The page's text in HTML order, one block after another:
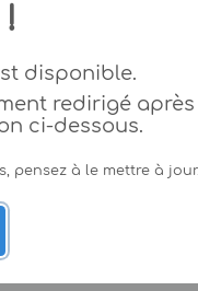
disponible.
redirigé après
ci-dessous.
pensez à le mettre à